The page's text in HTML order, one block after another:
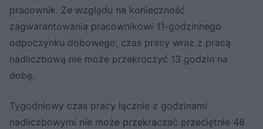
pracownik. Ze względu na konieczność
zagwarantowania pracownikowi 11-godzinnego
odpoczynku dobowego, czas pracy wraz z pracą
nadliczbową nie może przekroczyć 13 godzin na
dobę.
Tygodniowy czas pracy łącznie z godzinami
nadliczbowymi nie może przekraczać przeciętnie 48